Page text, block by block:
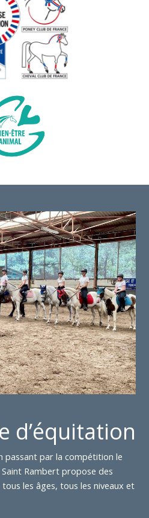
d’équitation
passant par la compétition le
Rambert propose des
les âges, tous les niveaux et